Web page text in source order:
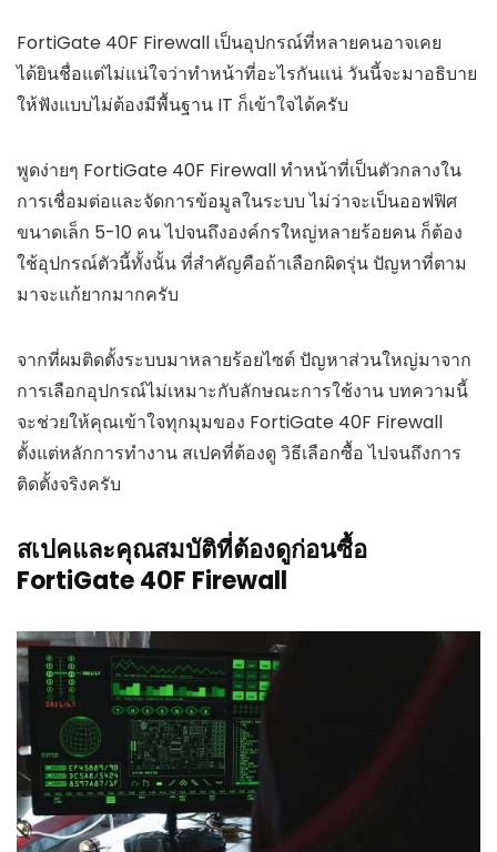
FortiGate 40F Firewall เป็นอุปกรณ์ที่หลายคนอาจเคย
ได้ยินชื่อแต่ไม่แน่ใจว่าทำหน้าที่อะไรกันแน่ วันนี้จะมาอธิบาย
ให้ฟังแบบไม่ต้องมีพื้นฐาน IT ก็เข้าใจได้ครับ
พูดง่ายๆ FortiGate 40F Firewall ทำหน้าที่เป็นตัวกลางใน
การเชื่อมต่อและจัดการข้อมูลในระบบ ไม่ว่าจะเป็นออฟฟิศ
ขนาดเล็ก 5-10 คน ไปจนถึงองค์กรใหญ่หลายร้อยคน ก็ต้อง
ใช้อุปกรณ์ตัวนี้ทั้งนั้น ที่สำคัญคือถ้าเลือกผิดรุ่น ปัญหาที่ตาม
มาจะแก้ยากมากครับ
จากที่ผมติดตั้งระบบมาหลายร้อยไซต์ ปัญหาส่วนใหญ่มาจาก
การเลือกอุปกรณ์ไม่เหมาะกับลักษณะการใช้งาน บทความนี้
จะช่วยให้คุณเข้าใจทุกมุมของ FortiGate 40F Firewall
ตั้งแต่หลักการทำงาน สเปคที่ต้องดู วิธีเลือกซื้อ ไปจนถึงการ
ติดตั้งจริงครับ
สเปคและคุณสมบัติที่ต้องดูก่อนซื้อ
FortiGate 40F Firewall